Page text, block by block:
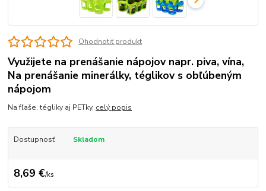
Ohodnotiť produkt
Využijete na prenášanie nápojov napr. piva, vína,
Na prenášanie minerálky, téglikov s obľúbeným
nápojom
Na fľaše, tégliky aj PETky. celý popis
Dostupnosť Skladom
8,69 €/ks